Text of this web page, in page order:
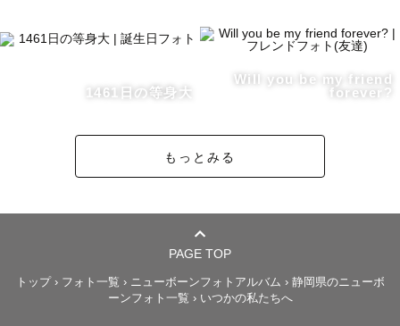
「写真を理由、少し特別な私たちを。」
よく、選んでいただく理由に
「自然体」という言葉をあげていただきます。
”ただそこにある時間に惹かれて撮る”
というものだからかもしれません。
1461日の等身大
Will you be my friend
forever?
もっとみる
PAGE TOP
トップ› フォト一覧 › ニューボーンフォトアルバム › 静岡県のニューボ
ーンフォト一覧 › いつかの私たちへ